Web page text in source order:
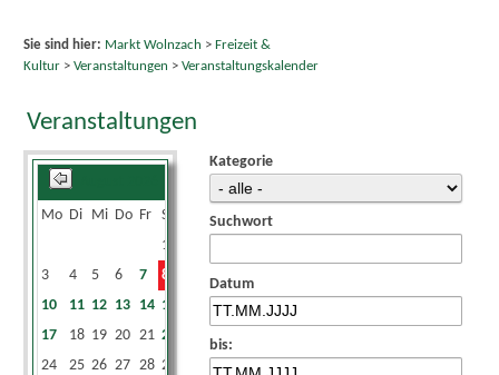
Sie sind hier: Markt Wolnzach > Freizeit &
Kultur> Veranstaltungen > Veranstaltungskalender
Veranstaltungen
Mo Di Mi Do Fr Sa
1
3
4 5 6 7 8
10
11 12 13 14 15
17
18 19 20 21 22
24
25 26 27 28 29
Kategorie
Suchwort
Datum
bis: